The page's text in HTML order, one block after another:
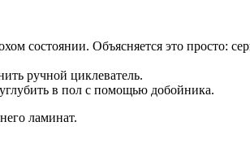
состоянии. Объясняется это просто:
ручной циклеватель.
в пол с помощью добойника.
ламинат.